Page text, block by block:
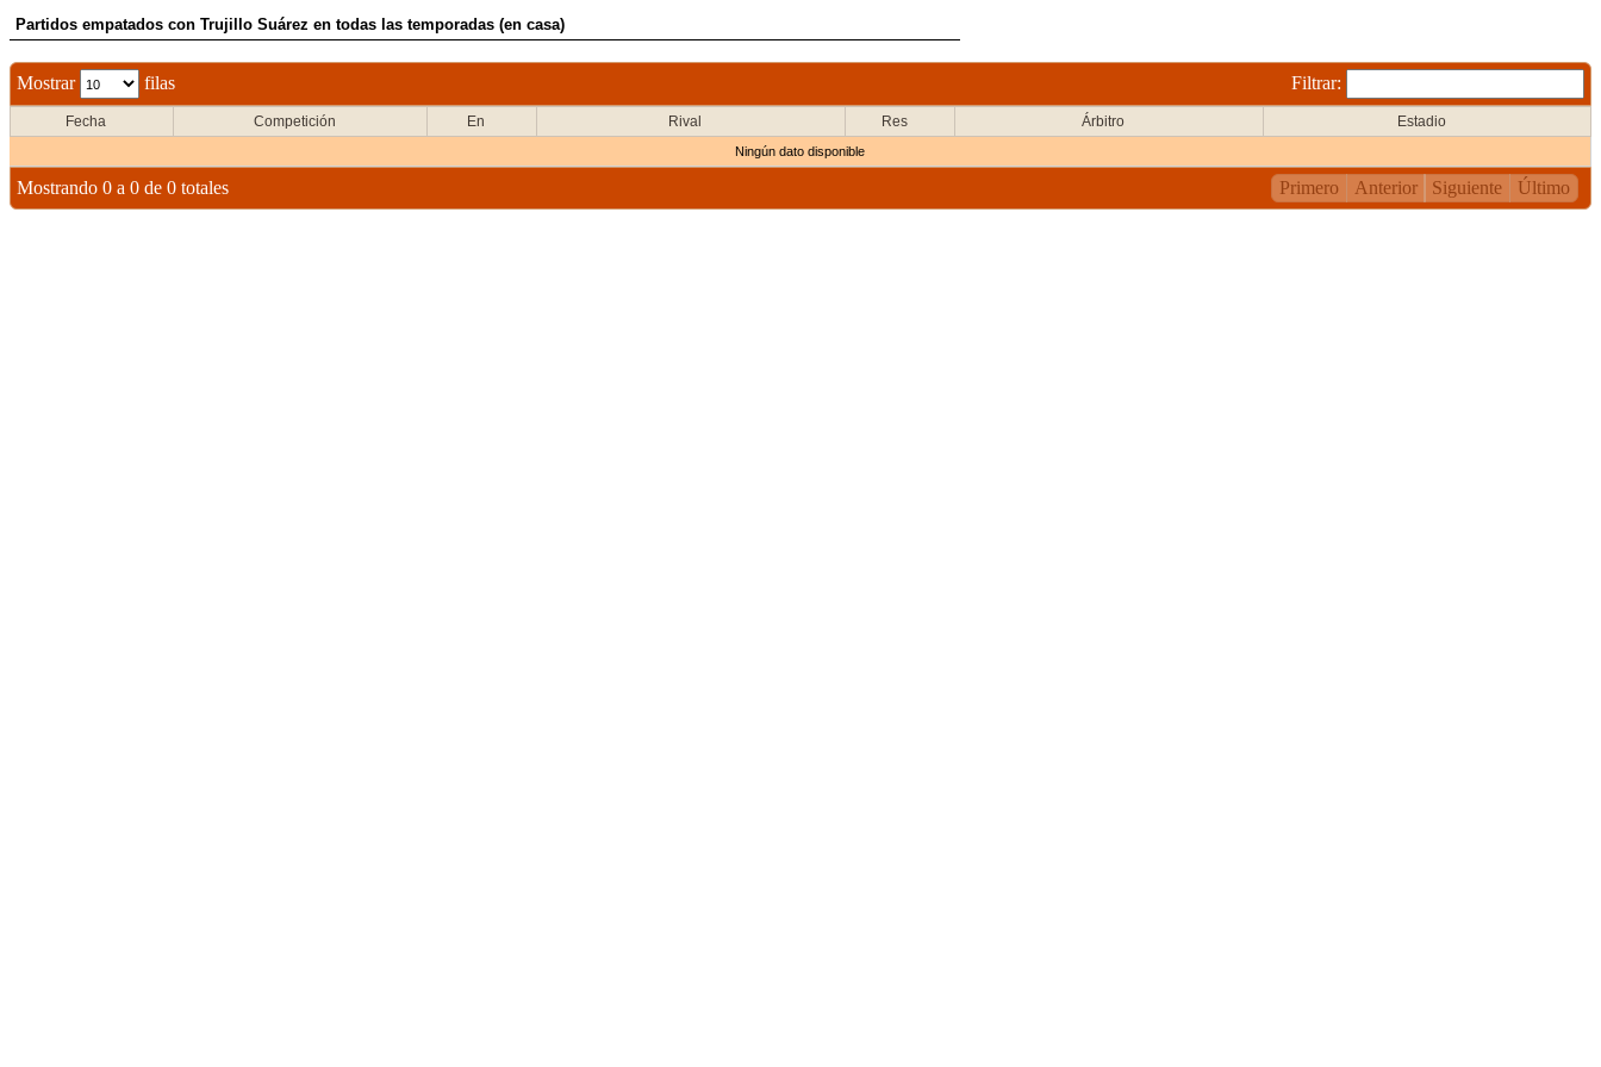
Partidos empatados con Trujillo Suárez en todas las temporadas (en casa)
Mostrar filas Filtrar:
Fecha Competición En Rival Res Árbitro Estadio
Ningún dato disponible
Mostrando 0 a 0 de 0 totales Primero Anterior Siguiente Último